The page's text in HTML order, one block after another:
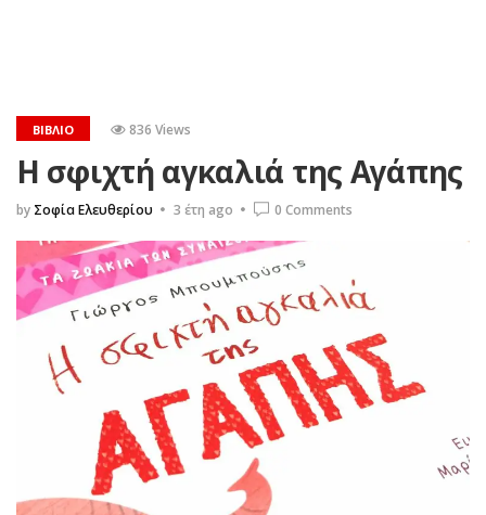
ΒΙΒΛΊΟ 836 Views
Η σφιχτή αγκαλιά της Αγάπης
by Σοφία Ελευθερίου 3 έτη ago 0 Comments